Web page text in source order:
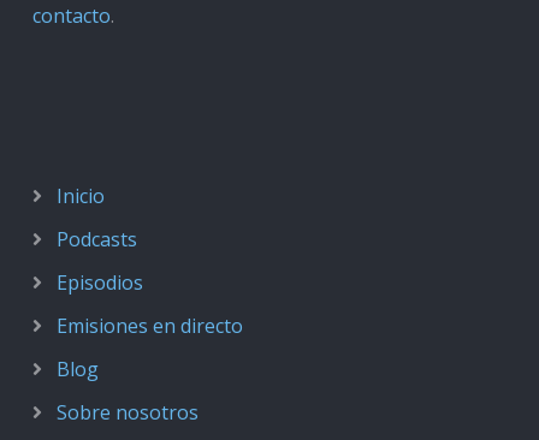
contacto.
Inicio
Podcasts
Episodios
Emisiones en directo
Blog
Sobre nosotros